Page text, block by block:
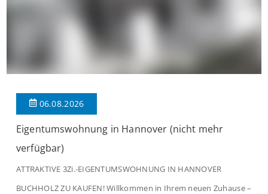
06.08.2026
Eigentumswohnung in Hannover (nicht mehr
verfügbar)
ATTRAKTIVE 3Zi.-EIGENTUMSWOHNUNG IN HANNOVER
BUCHHOLZ ZU KAUFEN! Willkommen in Ihrem neuen Zuhause –